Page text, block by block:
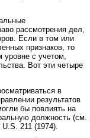
рассмотрения дел,
Если в том или
признаков, то
с учетом,
Вот эти четыре
в
результатов
бы повлиять на
должность (см.
U.S. 211 (1974).